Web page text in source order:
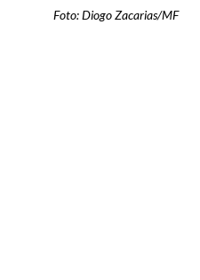
Foto: Diogo Zacarias/MF